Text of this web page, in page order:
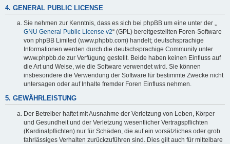
4. GENERAL PUBLIC LICENSE
Sie nehmen zur Kenntnis, dass es sich bei phpBB um eine unter der „
GNU General Public License v2“ (GPL) bereitgestellten Foren-Software
von phpBB Limited (www.phpbb.com) handelt; deutschsprachige
Informationen werden durch die deutschsprachige Community unter
www.phpbb.de zur Verfügung gestellt. Beide haben keinen Einfluss auf
die Art und Weise, wie die Software verwendet wird. Sie können
insbesondere die Verwendung der Software für bestimmte Zwecke nicht
untersagen oder auf Inhalte fremder Foren Einfluss nehmen.
5. GEWÄHRLEISTUNG
Der Betreiber haftet mit Ausnahme der Verletzung von Leben, Körper
und Gesundheit und der Verletzung wesentlicher Vertragspflichten
(Kardinalpflichten) nur für Schäden, die auf ein vorsätzliches oder grob
fahrlässiges Verhalten zurückzuführen sind. Dies gilt auch für mittelbare